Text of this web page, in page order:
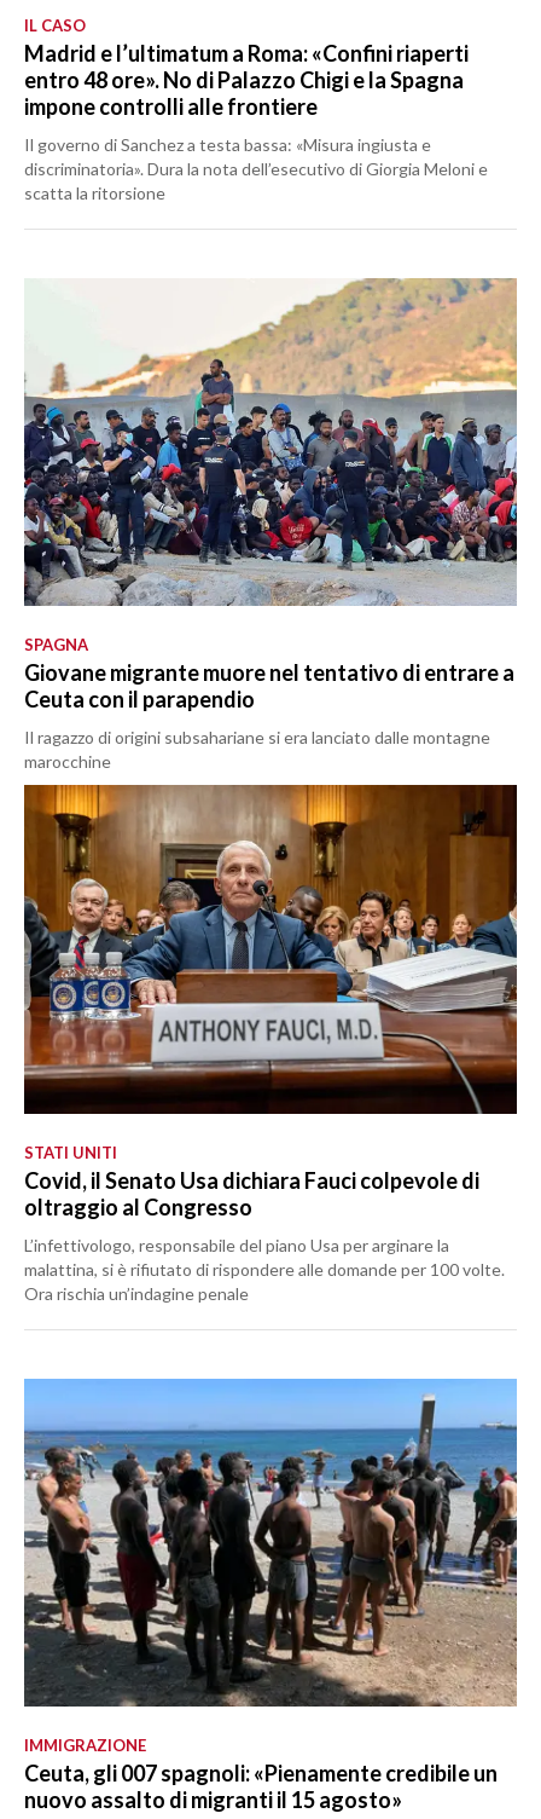
IL CASO
Madrid e l’ultimatum a Roma: «Confini riaperti
entro 48 ore». No di Palazzo Chigi e la Spagna
impone controlli alle frontiere
Il governo di Sanchez a testa bassa: «Misura ingiusta e
discriminatoria». Dura la nota dell’esecutivo di Giorgia Meloni e
scatta la ritorsione
SPAGNA
Giovane migrante muore nel tentativo di entrare a
Ceuta con il parapendio
Il ragazzo di origini subsahariane si era lanciato dalle montagne
marocchine
STATI UNITI
Covid, il Senato Usa dichiara Fauci colpevole di
oltraggio al Congresso
L’infettivologo, responsabile del piano Usa per arginare la
malattina, si è rifiutato di rispondere alle domande per 100 volte.
Ora rischia un’indagine penale
IMMIGRAZIONE
Ceuta, gli 007 spagnoli: «Pienamente credibile un
nuovo assalto di migranti il 15 agosto»